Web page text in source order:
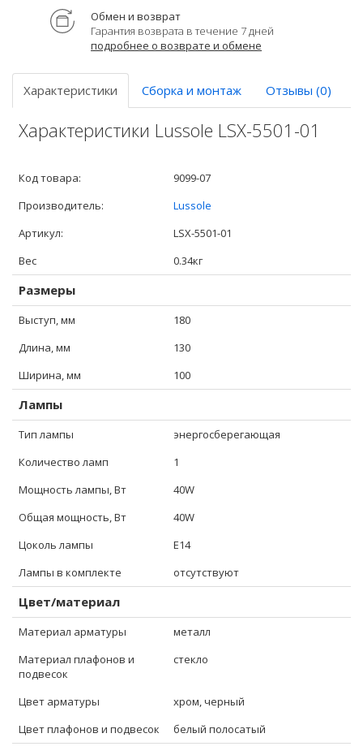
Обмен и возврат
Гарантия возврата в течение 7 дней
подробнее о возврате и обмене
Характеристики Сборка и монтаж Отзывы (0)
Характеристики Lussole LSX-5501-01
Код товара:
9099-07
Производитель:
Lussole
Артикул:
LSX-5501-01
Вес
0.34кг
Размеры
Выступ, мм
180
Длина, мм
130
Ширина, мм
100
Лампы
Тип лампы
энергосберегающая
Количество ламп
1
Мощность лампы, Вт
40W
Общая мощность, Вт
40W
Цоколь лампы
E14
Лампы в комплекте
отсутствуют
Цвет/материал
Материал арматуры
металл
Материал плафонов и
подвесок
стекло
Цвет арматуры
хром, черный
Цвет плафонов и подвесок
белый полосатый